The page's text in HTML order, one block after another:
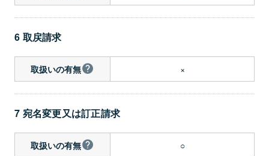
6 取戻請求
取扱いの有無 ×
7 宛名変更又は訂正請求
取扱いの有無 ○